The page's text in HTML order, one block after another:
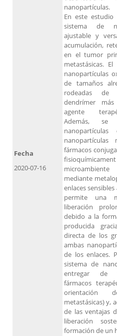
nanopartículas.
En este
sistema de
ajustable y
acumulación,
en el tumor
metastásicas.
nanopartículas
de tamaños
rodeadas de
dendrímer
agente
Además, se
nanopartículas
fármacos
mediante
enlaces
permite una
liberación
debido a la
producida
directa de los
ambas
de los enlaces.
sistema de
entregar de
fármacos
orientación
metastásicas) y,
de las ventajas
liberación
formación de un
Fecha
2020-07-16